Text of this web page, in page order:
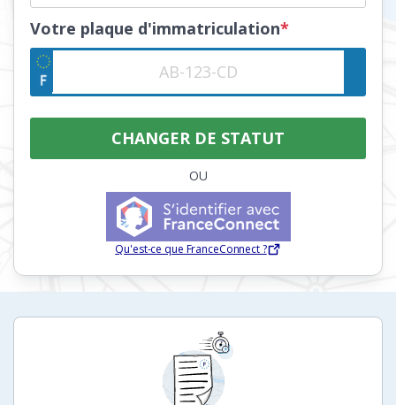
Votre plaque d'immatriculation*
OU
Qu'est-ce que FranceConnect ?